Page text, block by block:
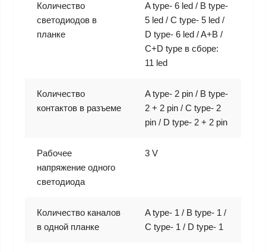
Количество
светодиодов в
планке
A type- 6 led / B type-
5 led / C type- 5 led /
D type- 6 led / A+B /
C+D type в сборе:
11 led
Количество
контактов в разъеме
A type- 2 pin / B type-
2 + 2 pin / C type- 2
pin / D type- 2 + 2 pin
Рабочее
напряжение одного
светодиода
3 V
Количество каналов
в одной планке
A type- 1 / B type- 1 /
C type- 1 / D type- 1